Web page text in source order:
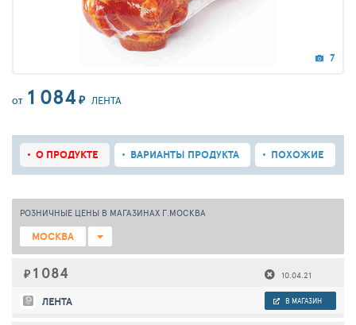
7
ОТ 1 084 ₽ ЛЕНТА
О ПРОДУКТЕ ВАРИАНТЫ ПРОДУКТА ПОХОЖИЕ
РОЗНИЧНЫЕ ЦЕНЫ В МАГАЗИНАХ Г.МОСКВА
МОСКВА
₽ 1 084 10.04.21
ЛЕНТА В МАГАЗИН